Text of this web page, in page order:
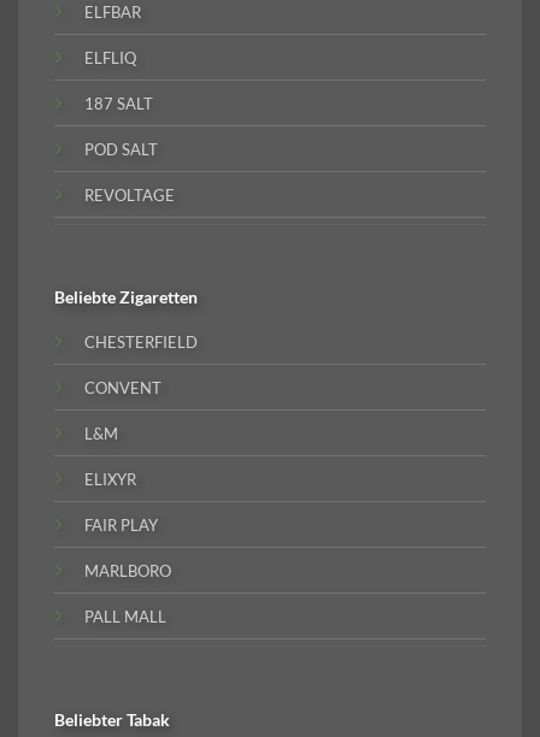
ELFBAR
ELFLIQ
187 SALT
POD SALT
REVOLTAGE
BeliebteZigaretten
CHESTERFIELD
CONVENT
L&M
ELIXYR
FAIR PLAY
MARLBORO
PALL MALL
BeliebterTabak